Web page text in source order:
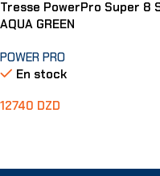
Tresse PowerPro Super 8
AQUA GREEN
POWER PRO
En stock
12740 DZD